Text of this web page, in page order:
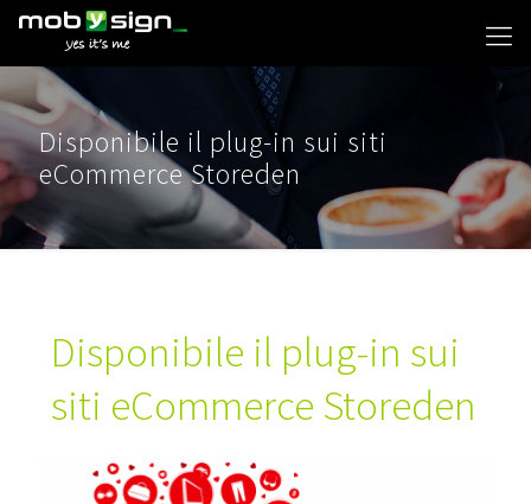
Disponibile il plug-in sui siti
eCommerce Storeden
Disponibile il plug-in sui
siti eCommerce Storeden